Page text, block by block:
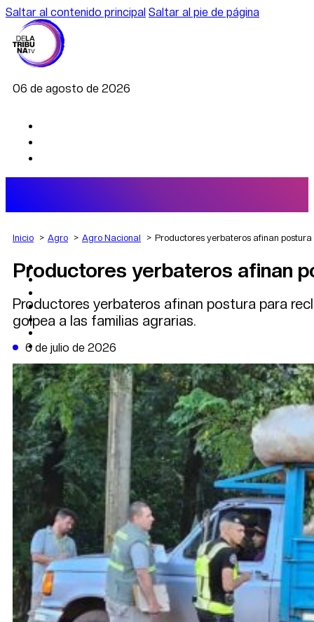
Saltar al contenido principal Saltar al pie de página
06 de agosto de 2026
AGRO
DEPORTES
POLÍTICA
CAMBIO CLIMÁTICO
DE LA TRIBUNA TV
Inicio Agro Agro Nacional Productores yerbateros afinan
Productores yerbateros afinan
Productores yerbateros afinan postura para
golpea a las familias agrarias.
6 de julio de 2026